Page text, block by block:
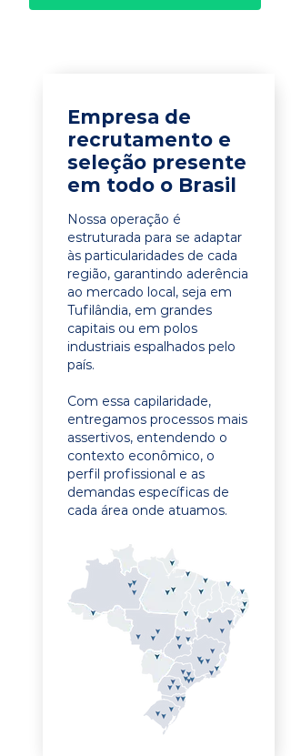
Empresa de
recrutamento e
seleção presente
em todo o Brasil
Nossa operação é
estruturada para se adaptar
às particularidades de cada
região, garantindo aderência
ao mercado local, seja em
Tufilândia, em grandes
capitais ou em polos
industriais espalhados pelo
país.
Com essa capilaridade,
entregamos processos mais
assertivos, entendendo o
contexto econômico, o
perfil profissional e as
demandas específicas de
cada área onde atuamos.